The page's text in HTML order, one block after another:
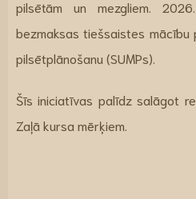
pilsētām un mezgliem.
bezmaksas tiešsaistes mācību
pilsētplānošanu (SUMPs).
Šīs iniciatīvas palīdz salāgot
Zaļā kursa mērķiem.